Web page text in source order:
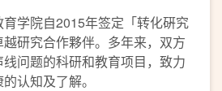
学院自2015年签定「转化硏究
研究合作夥伴。多年来，双方
问题的科研和教育项目，致力
认知及了解。